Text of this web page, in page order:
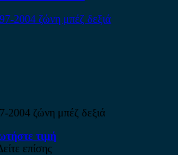
2004 ζώνη μπέζ δεξιά
τιμή
επίσης